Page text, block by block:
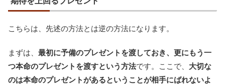
こちらは、先述の方法とは逆の方法になります。
まずは、 最初に予備のプレゼントを渡しておき、更にもう一
つ本命のプレゼントを渡すという方法です。ここで、 大切な
のは本命のプレゼントがあるということが相手にばれないよ